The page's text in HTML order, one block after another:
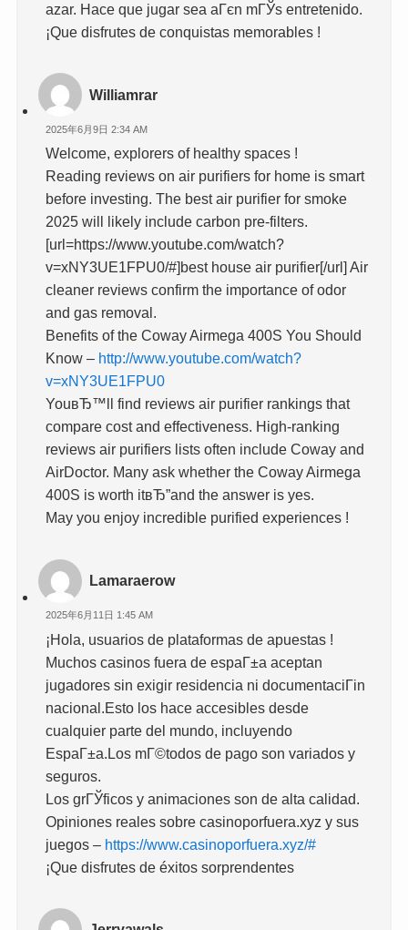
azar. Hace que jugar sea aГєn mГЎs entretenido.
¡Que disfrutes de conquistas memorables !
Williamrar
2025年6月9日 2:34 AM
Welcome, explorers of healthy spaces !
Reading reviews on air purifiers for home is smart
before investing. The best air purifier for smoke
2025 will likely include carbon pre-filters.
[url=https://www.youtube.com/watch?
v=xNY3UE1FPU0/#]best house air purifier[/url] Air
cleaner reviews confirm the importance of odor
and gas removal.
Benefits of the Coway Airmega 400S You Should
Know – http://www.youtube.com/watch?
v=xNY3UE1FPU0
YouвЂ™ll find reviews air purifier rankings that
compare cost and effectiveness. High-ranking
reviews air purifiers lists often include Coway and
AirDoctor. Many ask whether the Coway Airmega
400S is worth itвЂ”and the answer is yes.
May you enjoy incredible purified experiences !
Lamaraerow
2025年6月11日 1:45 AM
¡Hola, usuarios de plataformas de apuestas !
Muchos casinos fuera de espaГ±a aceptan
jugadores sin exigir residencia ni documentaciГіn
nacional.Esto los hace accesibles desde
cualquier parte del mundo, incluyendo
EspaГ±a.Los mГ©todos de pago son variados y
seguros.
Los grГЎficos y animaciones son de alta calidad.
Opiniones reales sobre casinoporfuera.xyz y sus
juegos – https://www.casinoporfuera.xyz/#
¡Que disfrutes de éxitos sorprendentes